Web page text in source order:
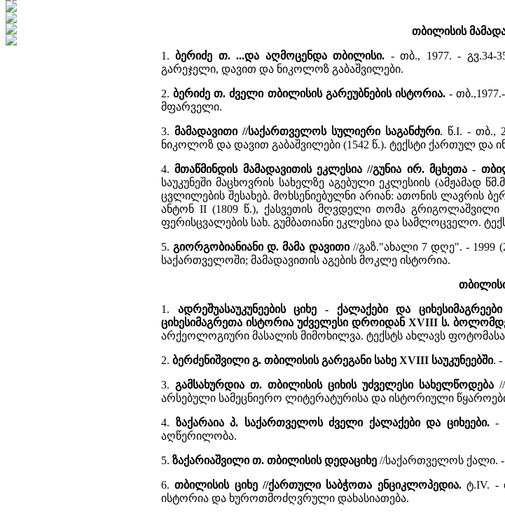
თბილისის
1.ბერიძე თ. ...და აღმოცენდა თბილისი. - თბ., 1977. - გვ.34-
გარეჯელი, დავით და ნიკოლოზ გაბაშვილები.
2.ბერიძე თ. ძველი თბილისის გარეუბნების ისტორია. -
მფარველი.
3. მამადავითი //საქართველოს სულიერი საგანძური. წ.I. - თბ.,
ნიკოლოზ და დავით გაბაშვილები (1542 წ.). ტექსტი ქართულ
4.მთაწმინდის მამადავითის ეკლესია //გუნია ირ. მცხეთა -
საუკუნეში მაცხოვრის სახელზე აგებული ეკლესიის (ამჟამად
ცვლილების შესახებ. მოხსენიებულნი არიან: ათონის ლავრის
ანტონ II (1809 წ.), ქასვეთის მღვდელი თომა გრიგოლაშვილი
ფერისცვალების სახ. გუმბათიანი ეკლესია და სამლოცველო.
5.გიორგობიანიანი დ. მამა დავითი//გაზ."ახალი 7 დღე". - 1999
საქართველოში; მამადავითის აგების მოკლე ისტორია.
1. ადრეშუასაუკუნეების ციხე - ქალაქები და
ციხესიმაგრეთა ისტორია უძველესი დროიდან XVIII ს.
არქეოლოგიური მასალის მიმოხილვა. ტექსტს ახლავს
2. ბერძენიშვილი გ. თბილისის გარეგანი სახე XVIII საუკუნეებში. -
3.გამსახურდია თ. თბილისის ციხის უძველესი სახელწოდება
არსებული სამეცნიერო ლიტერატურისა და ისტორიული
4. ზაქარაია პ. საქართველოს ძველი ქალაქები და ციხეები. -
აღწერილობა.
5. ზაქარიაშვილი თ. თბილისის დედაციხე //საქართველოს ქალი. -
6.თბილისის ციხე //ქართული საბჭოთა ენციკლოპედია.ტ.IV. -
ისტორია და ხუროთმოძღვრული დახასიათება.